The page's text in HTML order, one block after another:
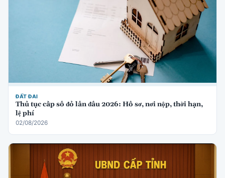
ĐẤT ĐAI
Thủ tục cấp sổ đỏ lần đầu 2026: Hồ sơ, nơi nộp, thời hạn,
lệ phí
02/08/2026